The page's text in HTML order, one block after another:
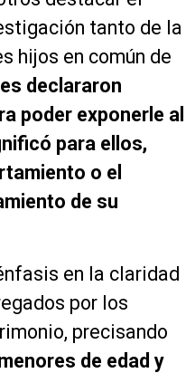
tanto de la
hijos en común de
declararon
poder exponerle al
para ellos,
o el
de su
en la claridad
por los
precisando
de edad y